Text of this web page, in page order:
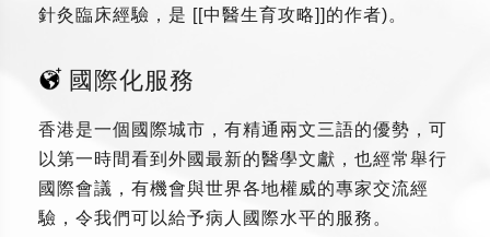
針灸臨床經驗，是 [[中醫生育攻略]]的作者)。
國際化服務
香港是一個國際城市，有精通兩文三語的優勢，可
以第一時間看到外國最新的醫學文獻，也經常舉行
國際會議，有機會與世界各地權威的專家交流經
驗，令我們可以給予病人國際水平的服務。